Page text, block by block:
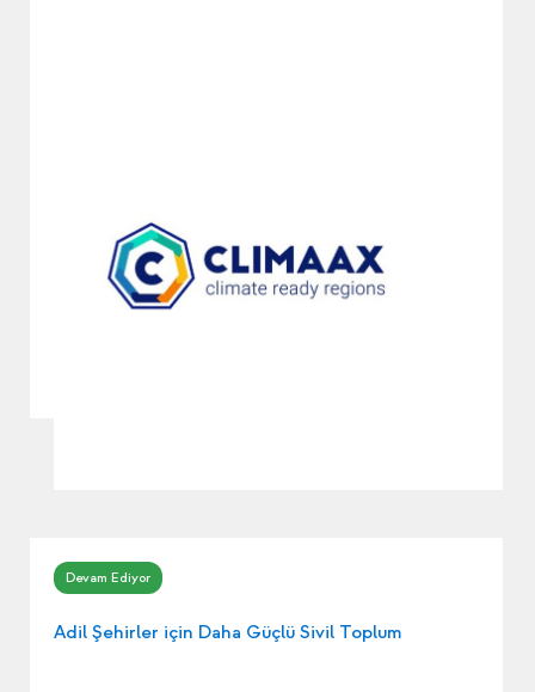
Adil Şehirler için Daha Güçlü Sivil Toplum